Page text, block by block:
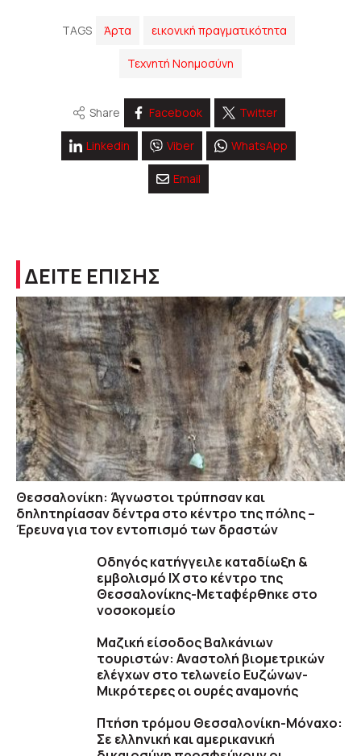
TAGS Άρτα εικονική πραγματικότητα
Τεχνητή Νοημοσύνη
Share Facebook Twitter
Linkedin Viber WhatsApp
Email
ΔΕΙΤΕ ΕΠΙΣΗΣ
Θεσσαλονίκη: Άγνωστοι τρύπησαν και
δηλητηρίασαν δέντρα στο κέντρο της πόλης –
Έρευνα για τον εντοπισμό των δραστών
Οδηγός κατήγγειλε καταδίωξη &
εμβολισμό ΙΧ στο κέντρο της
Θεσσαλονίκης-Μεταφέρθηκε στο
νοσοκομείο
Μαζική είσοδος Βαλκάνιων
τουριστών: Αναστολή βιομετρικών
ελέγχων στο τελωνείο Ευζώνων-
Μικρότερες οι ουρές αναμονής
Πτήση τρόμου Θεσσαλονίκη-Μόναχο:
Σε ελληνική και αμερικανική